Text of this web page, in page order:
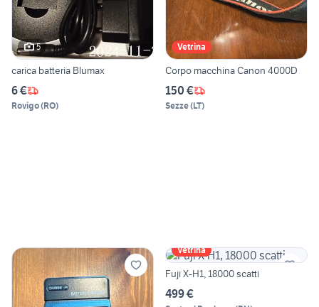
5
carica batteria Blumax
6 €
Rovigo(RO)
Vetrina
Corpo macchina Canon 4000D
150 €
Sezze(LT)
Vetrina
Fuji X-H1, 18000 scatti
499 €